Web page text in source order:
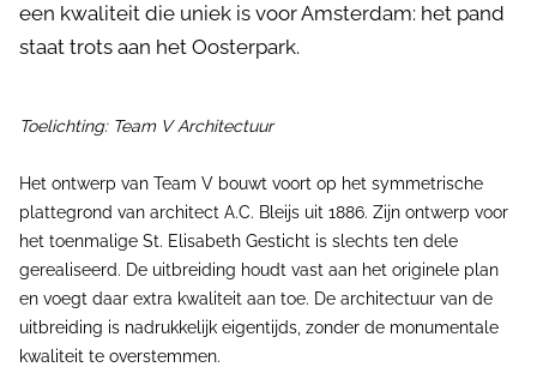
een kwaliteit die uniek is voor Amsterdam: het pand
staat trots aan het Oosterpark.
Toelichting: Team V Architectuur
Het ontwerp van Team V bouwt voort op het symmetrische
plattegrond van architect A.C. Bleijs uit 1886. Zijn ontwerp voor
het toenmalige St. Elisabeth Gesticht is slechts ten dele
gerealiseerd. De uitbreiding houdt vast aan het originele plan
en voegt daar extra kwaliteit aan toe. De architectuur van de
uitbreiding is nadrukkelijk eigentijds, zonder de monumentale
kwaliteit te overstemmen.